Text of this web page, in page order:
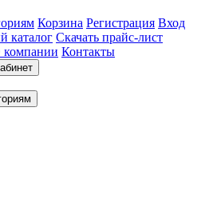
Корзина Регистрация Вход
каталог Скачать прайс-лист
Контакты